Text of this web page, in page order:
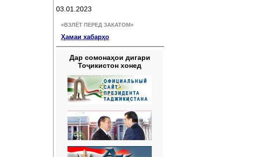
03.01.2023
«ВЗЛЁТ ПЕРЕД ЗАКАТОМ»
Ҳамаи хабарҳо
Дар сомонаҳои дигари
Тоҷикистон хонед